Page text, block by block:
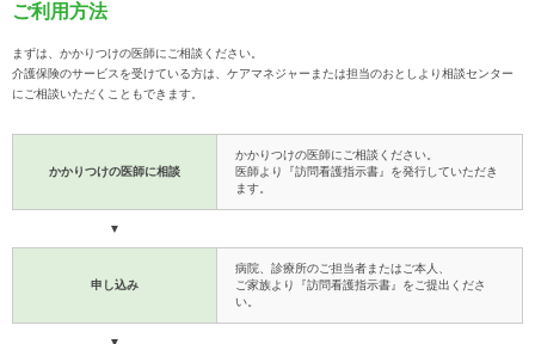
ご利用方法
まずは、かかりつけの医師にご相談ください。
介護保険のサービスを受けている方は、ケアマネジャーまたは担当のおとしより相談センター
にご相談いただくこともできます。
かかりつけの医師に相談
かかりつけの医師にご相談ください。
医師より『訪問看護指示書』を発行していただき
ます。
▼
申し込み
病院、診療所のご担当者またはご本人、
ご家族より『訪問看護指示書』をご提出くださ
い。